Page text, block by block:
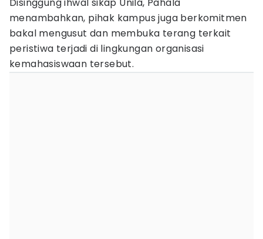
menambahkan, pihak kampus juga berkomitmen
bakal mengusut dan membuka terang terkait
peristiwa terjadi di lingkungan organisasi
kemahasiswaan tersebut.